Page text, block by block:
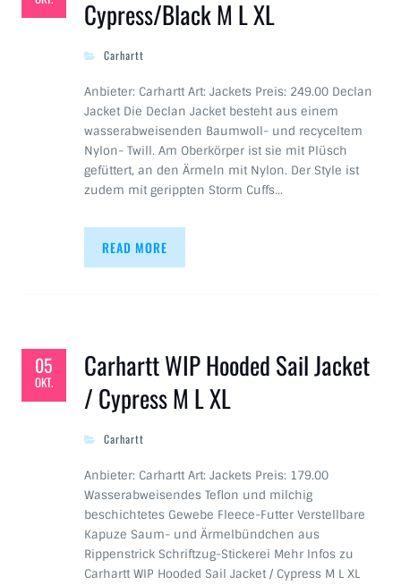
Cypress/Black M L XL
Carhartt
Anbieter: Carhartt Art: Jackets Preis: 249.00 Declan
Jacket Die Declan Jacket besteht aus einem
wasserabweisenden Baumwoll- und recyceltem
Nylon- Twill. Am Oberkörper ist sie mit Plüsch
gefüttert, an den Ärmeln mit Nylon. Der Style ist
zudem mit gerippten Storm Cuffs…
READ MORE
05
OKT.
Carhartt WIP Hooded Sail Jacket
/ Cypress M L XL
Carhartt
Anbieter: Carhartt Art: Jackets Preis: 179.00
Wasserabweisendes Teflon und milchig
beschichtetes Gewebe Fleece-Futter Verstellbare
Kapuze Saum- und Ärmelbündchen aus
Rippenstrick Schriftzug-Stickerei Mehr Infos zu
Carhartt WIP Hooded Sail Jacket / Cypress M L XL